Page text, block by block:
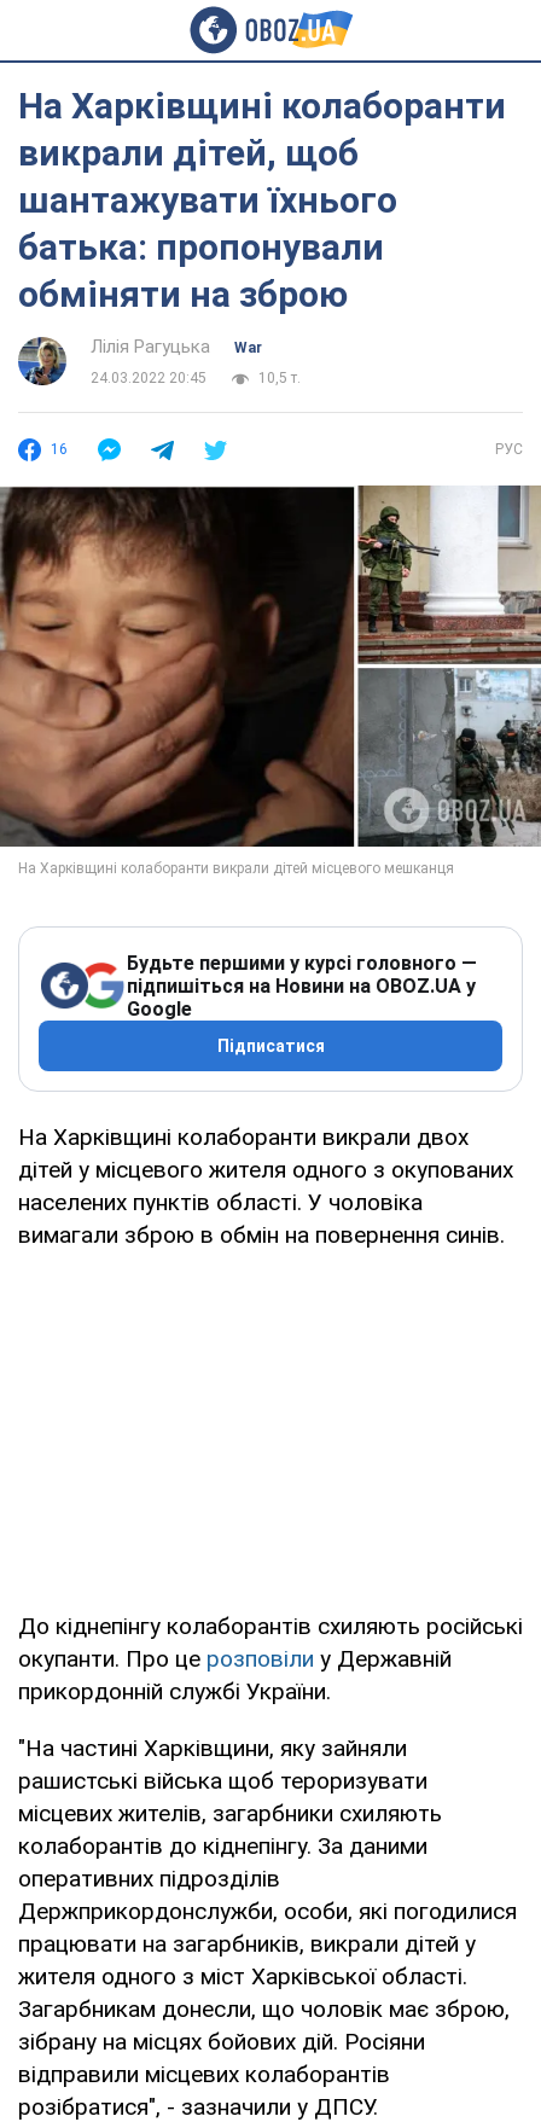
На Харківщині колаборанти
викрали дітей, щоб
шантажувати їхнього
батька: пропонували
обміняти на зброю
Лілія Рагуцька
War
24.03.2022 20:45
10,5 т.
16 РУС
Будьте першими у курсі головного —
підпишіться на Новини на OBOZ.UA у
Google
Підписатися
На Харківщині колаборанти викрали двох
дітей у місцевого жителя одного з окупованих
населених пунктів області. У чоловіка
вимагали зброю в обмін на повернення синів.
До кіднепінгу колаборантів схиляють російські
окупанти. Про це розповіли у Державній
прикордонній службі України.
"На частині Харківщини, яку зайняли
рашистські війська щоб тероризувати
місцевих жителів, загарбники схиляють
колаборантів до кіднепінгу. За даними
оперативних підрозділів
Держприкордонслужби, особи, які погодилися
працювати на загарбників, викрали дітей у
жителя одного з міст Харківської області.
Загарбникам донесли, що чоловік має зброю,
зібрану на місцях бойових дій. Росіяни
відправили місцевих колаборантів
розібратися", - зазначили у ДПСУ.